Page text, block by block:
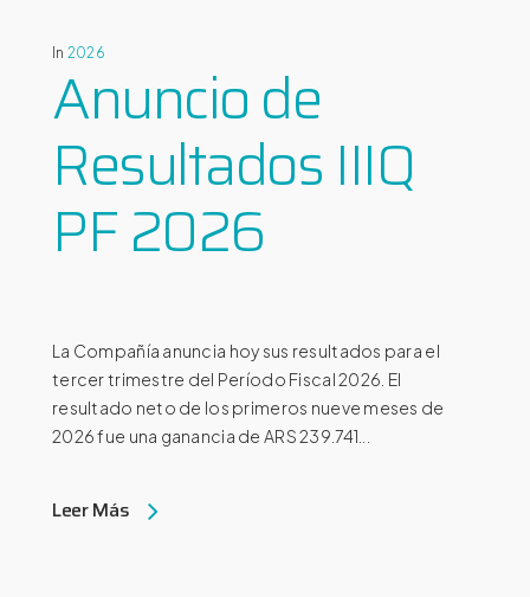
In 2026
Anuncio de
Resultados IIIQ
PF 2026
La Compañía anuncia hoy sus resultados para el
tercer trimestre del Período Fiscal 2026. El
resultado neto de los primeros nueve meses de
2026 fue una ganancia de ARS 239.741...
Leer Más